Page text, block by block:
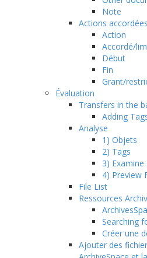
Note
Actions
Action
Accordé/
Début
Fin
Grant/
Évaluation
Transfers in the
Adding
Analyse
1) Objets
2) Tags
3)
4) Preview
File List
Ressources
Searching
Créer une
Ajouter des